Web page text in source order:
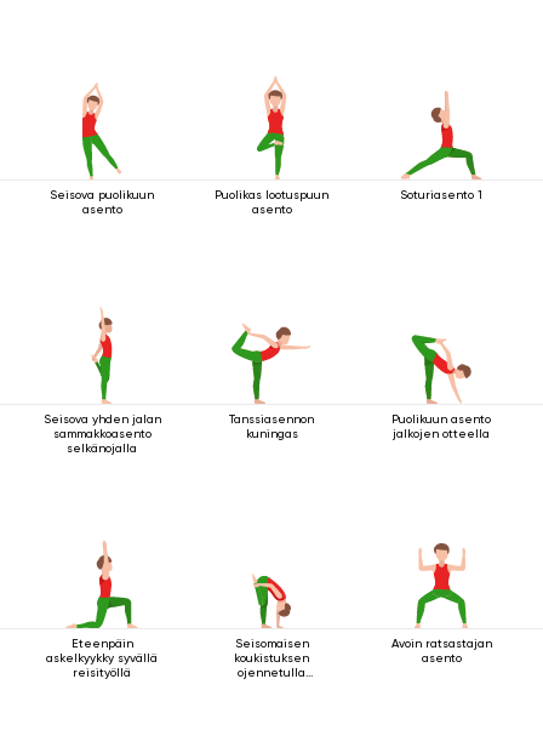
Seisova puolikuun
asento
Puolikas lootuspuun
asento
Soturiasento 1
Seisova yhden jalan
sammakkoasento
selkänojalla
Tanssiasennon
kuningas
Puolikuun asento
jalkojen otteella
Eteenpäin
askelkyykky syvällä
reisityöllä
Seisomaisen
koukistuksen
ojennetulla
Avoin ratsastajan
asento